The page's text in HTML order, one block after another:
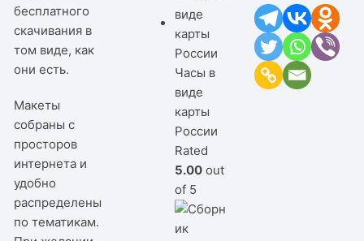
бесплатного
скачивания в
том виде, как
они есть.
Макеты
собраны с
просторов
интернета и
удобно
распределены
по тематикам.
Часы в
виде
карты
России
Rated
5.00 out
of 5